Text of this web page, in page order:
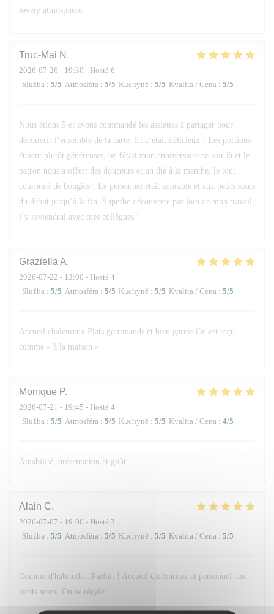
lovely atmosphere.
Truc-Mai N
2026-07-26 - 19:30 - Hosté 6
Služba : 5/5 Atmosféra : 5/5 Kuchyně : 5/5 Kvalita / Cena : 5/5
Nous étions 5 et avons commandé les assiettes à partager pour
découvrir l’ensemble de la carte. Et c’était délicieux ! Les portions
étaient plutôt généreuses, on fêtait mon anniversaire ce soir là et le
patron nous a offert des douceurs et un thé à la menthe, le tout
couronné de bougies ! Le personnel était adorable et aux petits soins
du début jusqu’à la fin. Superbe découverte pas loin de mon travail,
j’y reviendrai avec mes collègues !
Graziella A
2026-07-22 - 13:00 - Hosté 4
Služba : 5/5 Atmosféra : 5/5 Kuchyně : 5/5 Kvalita / Cena : 5/5
Accueil chaleureux Plats gourmands et bien garnis On est reçu
comme « à la maison »
Monique P
2026-07-21 - 19:45 - Hosté 4
Služba : 5/5 Atmosféra : 5/5 Kuchyně : 5/5 Kvalita / Cena : 4/5
Amabilité, présentation et goût
Alain C
2026-07-07 - 19:00 - Hosté 3
Služba : 5/5 Atmosféra : 5/5 Kuchyně : 5/5 Kvalita / Cena : 5/5
Comme d'habitude...Parfait ! Accueil chaleureux et personnel aux
petits soins. On se régale.